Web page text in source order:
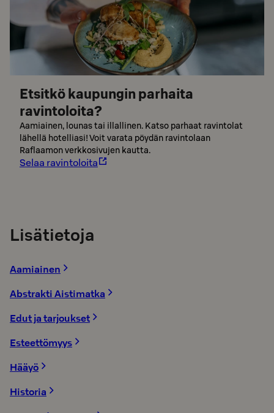
Etsitkö kaupungin parhaita
ravintoloita?
Aamiainen, lounas tai illallinen. Katso parhaat ravintolat
lähellä hotelliasi! Voit varata pöydän ravintolaan
Raflaamon verkkosivujen kautta.
Selaa ravintoloita
Lisätietoja
Aamiainen
Abstrakti Aistimatka
Edut ja tarjoukset
Esteettömyys
Hääyö
Historia